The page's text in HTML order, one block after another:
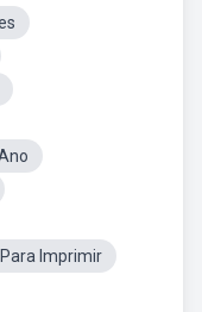
Imprimir